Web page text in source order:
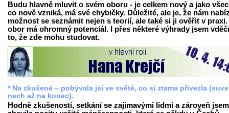
Budu hlavně mluvit o svém oboru - je celkem nový a jako
co nově vzniká, má své chybičky. Důležité, ale je, že nám
možnost se seznámit nejen s teorií, ale také si ji ověřit v praxi.
obor má ohromný potenciál. I přes některé výhrady jsem
to, že zde mohu studovat.
* Na zkušené – pobývala jsi ve světě, co si ztama přivezla
nech až na konec).
Hodně zkušeností, setkání se zajímavými lidmi a zároveň